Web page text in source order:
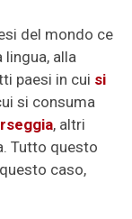
del mondo ce
alla
paesi in cui si
si consuma
, altri
Tutto questo
caso,